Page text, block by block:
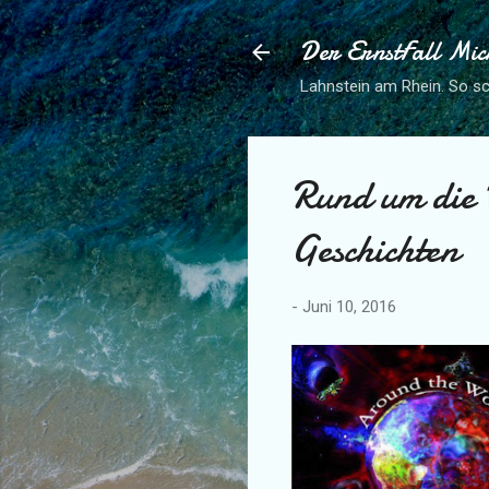
Der ErnstFall
Lahnstein am Rhein. So
Rund um
Geschichten
- Juni 10, 2016